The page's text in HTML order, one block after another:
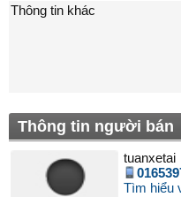
Thông tin khác
Thông tin người bán
tuanxetai
Tìm hiểu